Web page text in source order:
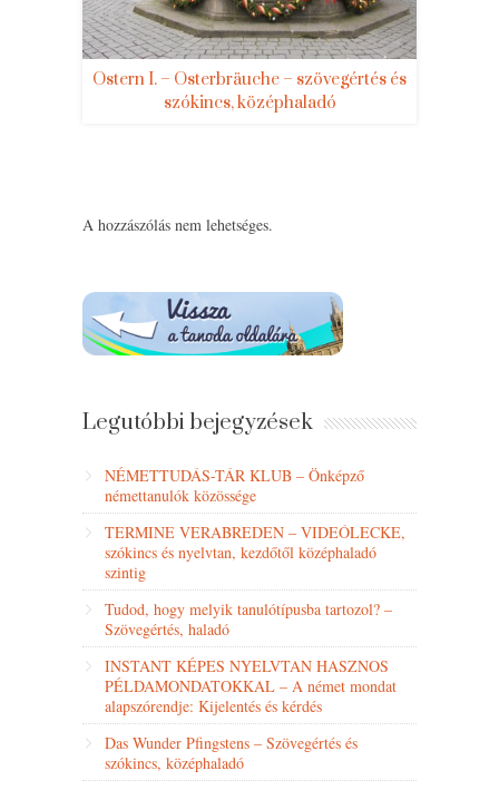
Ostern I. – Osterbräuche – szövegértés és
szókincs, középhaladó
A hozzászólás nem lehetséges.
Legutóbbi bejegyzések
NÉMETTUDÁS-TÁR KLUB – Önképző
némettanulók közössége
TERMINE VERABREDEN – VIDEÓLECKE,
szókincs és nyelvtan, kezdőtől középhaladó
szintig
Tudod, hogy melyik tanulótípusba tartozol? –
Szövegértés, haladó
INSTANT KÉPES NYELVTAN HASZNOS
PÉLDAMONDATOKKAL – A német mondat
alapszórendje: Kijelentés és kérdés
Das Wunder Pfingstens – Szövegértés és
szókincs, középhaladó